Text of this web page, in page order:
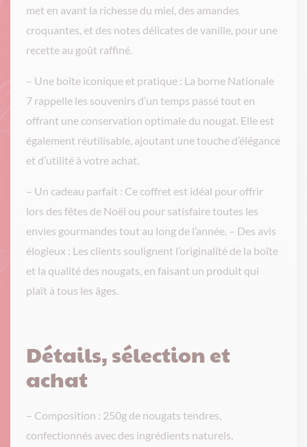
met en avant la richesse du miel, des amandes
croquantes, et des notes délicates de vanille, pour une
recette au goût raffiné.
– Une boîte iconique et pratique : La borne Nationale
7 rappelle les souvenirs d’un temps passé tout en
offrant une conservation optimale du nougat. Elle est
également réutilisable, ajoutant une touche d’élégance
et d’utilité à votre achat.
– Un cadeau parfait : Ce coffret est idéal pour offrir
lors des fêtes de Noël ou pour satisfaire toutes les
envies gourmandes tout au long de l’année. – Des avis
élogieux : Les clients soulignent l’originalité de la boîte
et la qualité des nougats, en faisant un produit qui
plaît à tous les âges.
Détails, sélection et
achat
– Composition : 250g de nougats tendres,
confectionnés avec des ingrédients naturels,